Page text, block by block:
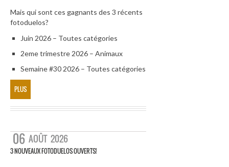
Mais qui sont ces gagnants des 3 récents
fotoduelos?
Juin 2026 – Toutes catégories
2eme trimestre 2026 – Animaux
Semaine #30 2026 – Toutes catégories
PLUS
06 AOÛT 2026
3 NOUVEAUX FOTODUELOS OUVERTS!